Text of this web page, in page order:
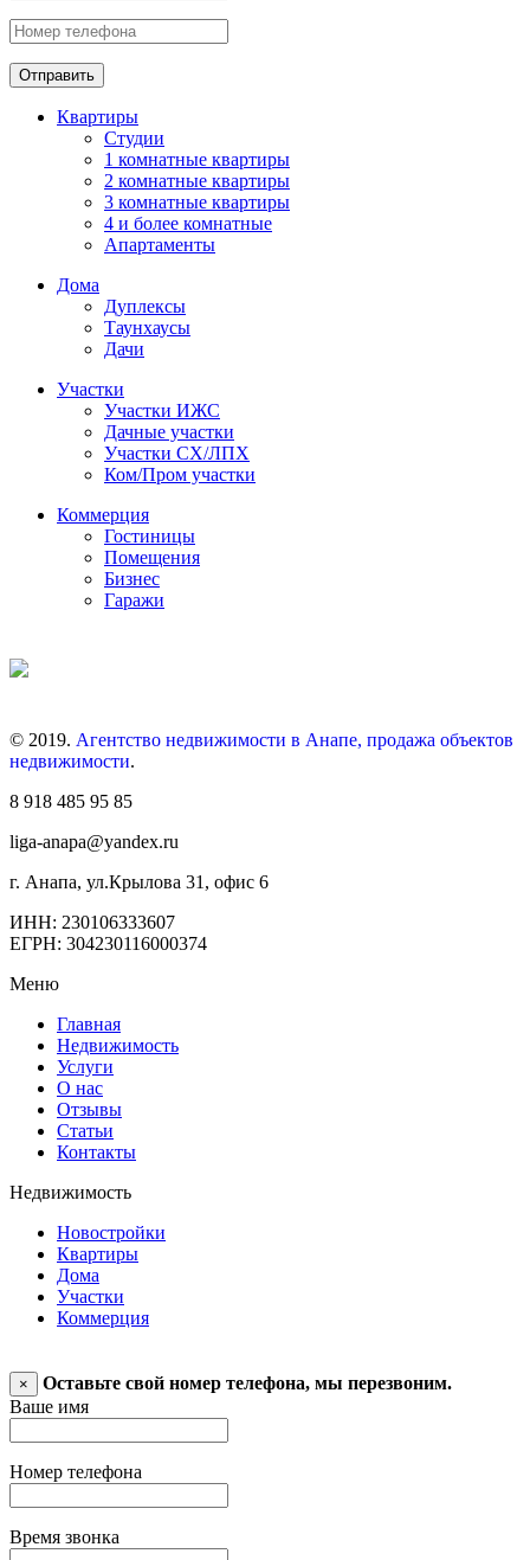
Отправить
Квартиры
Студии
1 комнатные квартиры
2 комнатные квартиры
3 комнатные квартиры
4 и более комнатные
Апартаменты
Дома
Дуплексы
Таунхаусы
Дачи
Участки
Участки ИЖС
Дачные участки
Участки СХ/ЛПХ
Ком/Пром участки
Коммерция
Гостиницы
Помещения
Бизнес
Гаражи
© 2019. Агентство недвижимости в Анапе, продажа объектов
недвижимости.
8 918 485 95 85
liga-anapa@yandex.ru
г. Анапа, ул.Крылова 31, офис 6
ИНН: 230106333607
ЕГРН: 304230116000374
Меню
Главная
Недвижимость
Услуги
О нас
Отзывы
Статьи
Контакты
Недвижимость
Новостройки
Квартиры
Дома
Участки
Коммерция
×
Оставьте свой номер телефона, мы перезвоним.
Ваше имя
Номер телефона
Время звонка